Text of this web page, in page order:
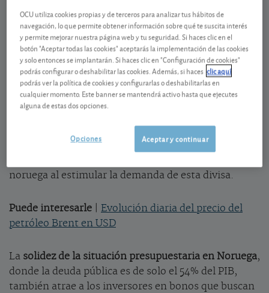
frente al euro
En mayo, la corona noruega continuó la apreciación
iniciada en los últimos meses y alcanzó frente al
euro su nivel más alto desde enero de 2023. Varios
factores explican la fortaleza de la divisa noruega. El
primero es elelevado precio del gas y del petróleo
reciente subida de los precios energéticos ha
incrementado el superávit comercial del país. Esta
noruega al estimular la demanda de esta divisa.
Puede interesarle
Evolución diaria del precio del
petróleo Brent en USD
La solidez de la situación presupuestaria en Noruega,
donde la deuda pública es de solo el 54% del PIB,
también atrae a los inversores en bonos que buscan
OCU utiliza cookies propias y de terceros para analizar tus hábitos de
navegación, lo que permite obtener información sobre qué te suscita interés
y permite mejorar nuestra página web y tu seguridad. Si haces clic en el
botón "Aceptar todas las cookies" aceptarás la implementación de las cookies
y solo entonces se implantarán. Si haces clic en "Configuración de cookies"
podrás configurar o deshabilitar las cookies. Además, si haces clic aquí
podrás ver la política de cookies y configurarlas o deshabilitarlas en
cualquier momento. Este banner se mantendrá activo hasta que ejecutes
alguna de estas dos opciones.
Aceptar y continuar
Opciones